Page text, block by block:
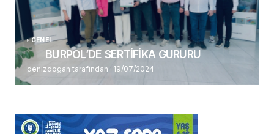
GENEL
BURPOL’DE SERTİFİKA GURURU
denizdogan tarafından 19/07/2024